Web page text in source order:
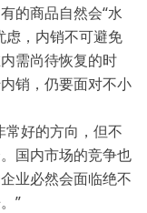
的商品自然会“水
虑，内销不可避免
需尚待恢复的时
销，仍要面对不小
常好的方向，但不
国内市场的竞争也
业必然会面临绝不
”